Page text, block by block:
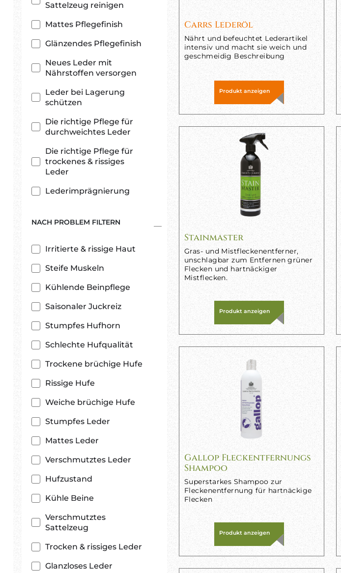
Sattelzeug reinigen
Mattes Pflegefinish
Glänzendes Pflegefinish
Neues Leder mit
Nährstoffen versorgen
Leder bei Lagerung
schützen
Die richtige Pflege für
durchweichtes Leder
Die richtige Pflege für
trockenes & rissiges
Leder
Lederimprägnierung
NACH PROBLEM FILTERN
Irritierte & rissige Haut
Steife Muskeln
Kühlende Beinpflege
Saisonaler Juckreiz
Stumpfes Hufhorn
Schlechte Hufqualität
Trockene brüchige Hufe
Rissige Hufe
Weiche brüchige Hufe
Stumpfes Leder
Mattes Leder
Verschmutztes Leder
Hufzustand
Kühle Beine
Verschmutztes
Sattelzeug
Trocken & rissiges Leder
Glanzloses Leder
Carrs Lederöl
Nährt und befeuchtet Lederartikel
intensiv und macht sie weich und
geschmeidig Beschreibung
Produkt anzeigen
Stainmaster
Gras- und Mistfleckenentferner,
unschlagbar zum Entfernen grüner
Flecken und hartnäckiger
Mistflecken.
Produkt anzeigen
Gallop Fleckentfernungs
Shampoo
Superstarkes Shampoo zur
Fleckenentfernung für hartnäckige
Flecken
Produkt anzeigen